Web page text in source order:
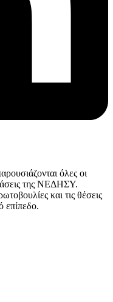
όλες οι
της ΝΕΔΗΣΥ.
και τις θέσεις
επίπεδο.